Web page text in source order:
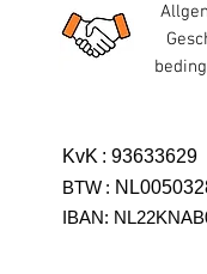
KvK : 93633629
BTW :
IBAN: